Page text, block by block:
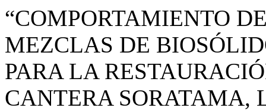
“COMPORTAMIENTO
MEZCLAS DE
PARA LA
CANTERA SORATAMA,